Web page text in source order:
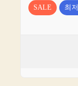
SALE 최